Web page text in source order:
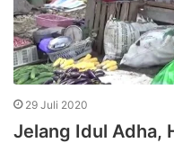
29 Juli 2020
Jelang Idul Adha,